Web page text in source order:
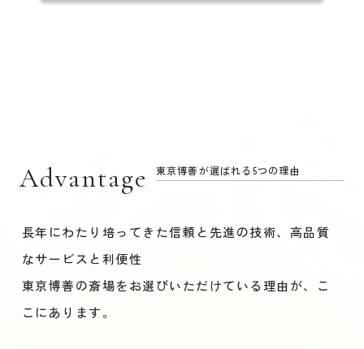
Advantage 東京博善が選ばれる5つの理由
長年にわたり培ってきた信頼と先進の技術、高品質
なサービスと利便性
東京博善の斎場をお選びいただけている理由が、こ
こにあります。